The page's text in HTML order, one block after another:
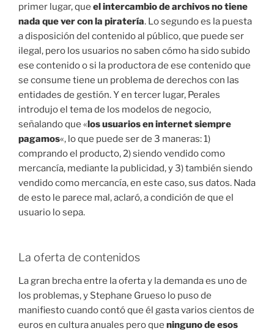
primer lugar, que el intercambio de archivos no tiene
nada que ver con la piratería. Lo segundo es la puesta
a disposición del contenido al público, que puede ser
ilegal, pero los usuarios no saben cómo ha sido subido
ese contenido o si la productora de ese contenido que
se consume tiene un problema de derechos con las
entidades de gestión. Y en tercer lugar, Perales
introdujo el tema de los modelos de negocio,
señalando que «los usuarios en internet siempre
pagamos«, lo que puede ser de 3 maneras: 1)
comprando el producto, 2) siendo vendido como
mercancía, mediante la publicidad, y 3) también siendo
vendido como mercancía, en este caso, sus datos. Nada
de esto le parece mal, aclaró, a condición de que el
usuario lo sepa.
La oferta de contenidos
La gran brecha entre la oferta y la demanda es uno de
los problemas, y Stephane Grueso lo puso de
manifiesto cuando contó que él gasta varios cientos de
euros en cultura anuales pero que ninguno de esos